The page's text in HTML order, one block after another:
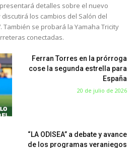
detalles sobre el nuevo
los cambios del Salón del
También se probará la Yamaha Tricity
conectadas.
Ferran Torres en la prórroga
cose la segunda estrella para
España
20 de julio de 2026
“LA ODISEA” a debate y avance
de los programas veraniegos